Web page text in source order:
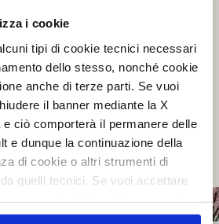
i cookie
tipi di cookie tecnici necessari
dello stesso, nonché cookie
anche di terze parti. Se vuoi
il banner mediante la X
ciò comporterà il permanere delle
e dunque la continuazione della
di cookie o altri strumenti di
quelli tecnici. Se vuoi accettare
i cookie da accettare clicca
e una passione comune per la
la news sui social